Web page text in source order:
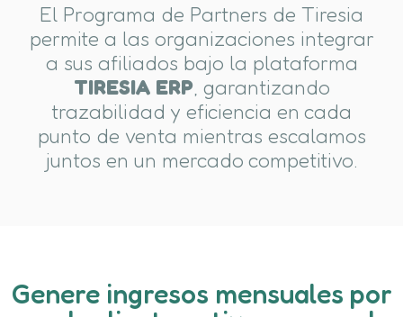
El Programa de Partners de Tiresia
permite a las organizaciones integrar
a sus afiliados bajo la plataforma
TIRESIA ERP, garantizando
trazabilidad y eficiencia en cada
punto de venta mientras escalamos
juntos en un mercado competitivo.
Genere ingresos mensuales por